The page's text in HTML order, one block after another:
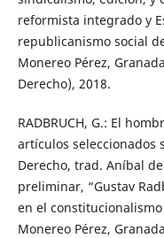
reformista integrado y
republicanismo social
Monereo Pérez,
Derecho), 2018.
RADBRUCH, G.: El
artículos seleccionados
Derecho, trad. Aníbal
preliminar, “Gustav
en el constitucionalismo
Monereo Pérez,